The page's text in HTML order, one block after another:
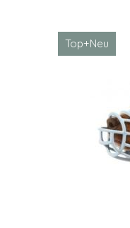
Top+Neu